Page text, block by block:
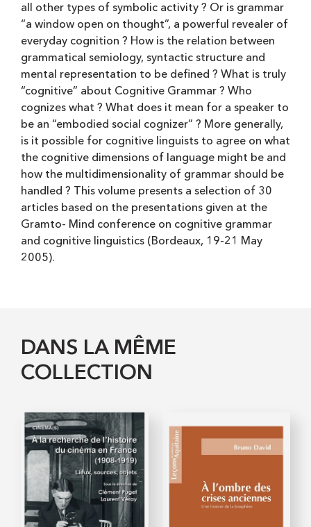
all other types of symbolic activity ? Or is grammar
“a window open on thought”, a powerful revealer of
everyday cognition ? How is the relation between
grammatical semiology, syntactic structure and
mental representation to be defined ? What is truly
“cognitive” about Cognitive Grammar ? Who
cognizes what ? What does it mean for a speaker to
be an “embodied social cognizer” ? More generally,
is it possible for cognitive linguists to agree on what
the cognitive dimensions of language might be and
how the multidimensionality of grammar should be
handled ? This volume presents a selection of 30
articles based on the presentations given at the
Gramto- Mind conference on cognitive grammar
and cognitive linguistics (Bordeaux, 19-21 May
2005).
DANS LA MÊME
COLLECTION